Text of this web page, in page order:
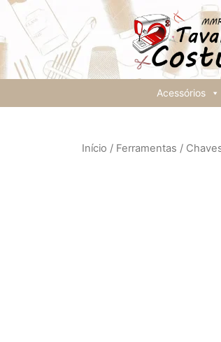
Acessórios
Início / Ferramentas /